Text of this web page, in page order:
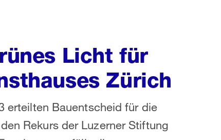
Licht für
Zürich
erteilten Bauentscheid für die
Rekurs der Luzerner Stiftung